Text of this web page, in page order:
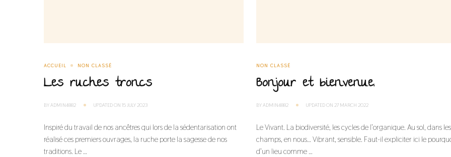
ACCUEIL NON CLASSÉ
Les ruches troncs
BYADMIN4882 UPDATED ON15 JULY 2023
Inspiré du travail de nos ancêtres qui lors de la sédentarisation ont
réalisé ces premiers ouvrages, la ruche porte la sagesse de nos
traditions. Le …
NON CLASSÉ
Bonjour et bienvenue.
BYADMIN4882 UPDATED ON27 MARCH 2022
Le Vivant. La biodiversité, les cycles de l’organique. Au sol, dans les
champs, en nous… Vibrant, sensible. Faut-il expliciter ici le
d’un lieu comme …